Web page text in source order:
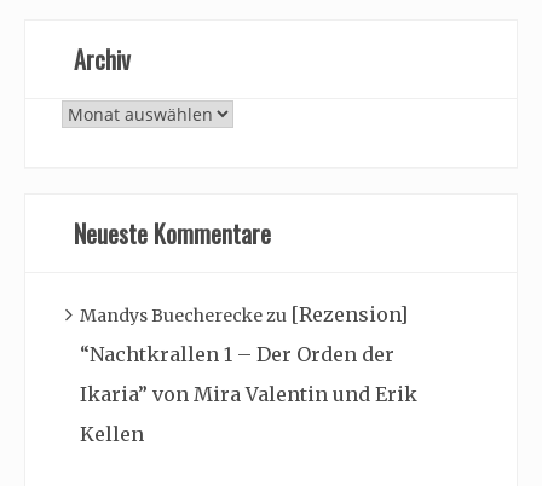
Archiv
Archiv
Neueste Kommentare
Mandys Buechereckezu [Rezension]
“Nachtkrallen 1 – Der Orden der
Ikaria” von Mira Valentin und Erik
Kellen